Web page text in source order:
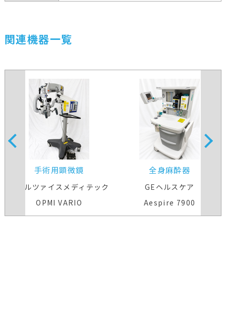
関連機器一覧
手術用顕微鏡
カールツァイスメディテック
OPMI VARIO
全身麻酔器
GEヘルスケア
Aespire 7900